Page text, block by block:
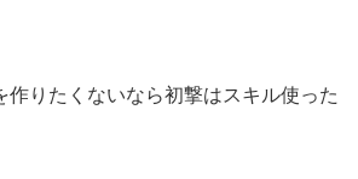
作りたくないなら初撃はスキル使った